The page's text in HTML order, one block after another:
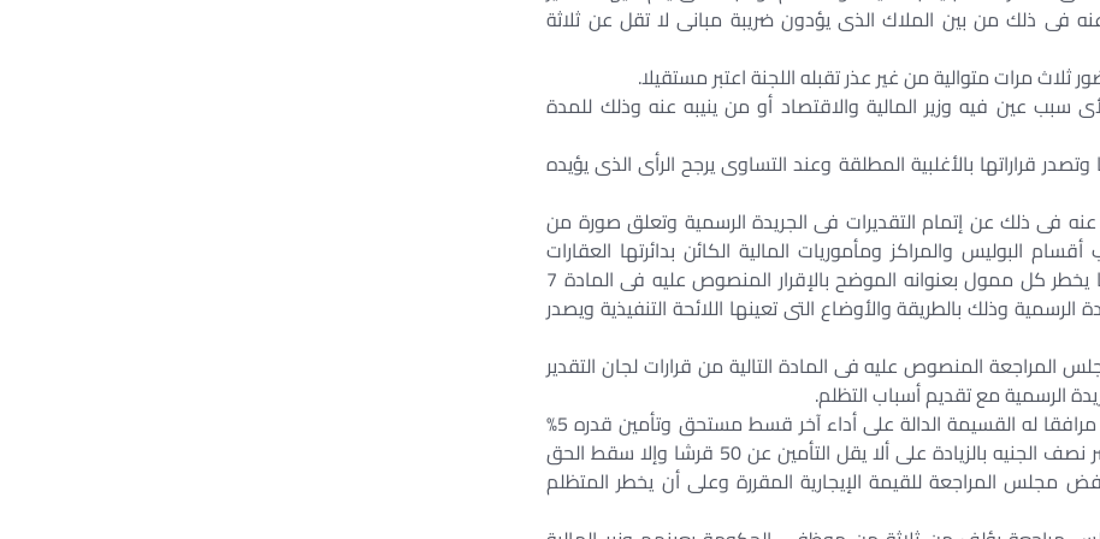
عنه فى ذلك من بين الملاك الذى يؤدون ضريبة مبانى لا تقل عن ثلاثة
مرات متوالية من غير عذر تقبله اللجنة اعتبر مستقيلا.
سبب عين فيه وزير المالية والاقتصاد أو من ينيبه عنه وذلك للمدة
قراراتها بالأغلبية المطلقة وعند التساوى يرجح الرأى الذى يؤيده
عنه فى ذلك عن إتمام التقديرات فى الجريدة الرسمية وتعلق صورة من
البوليس والمراكز ومأموريات المالية الكائن بدائرتها العقارات
وتكون الضريبة واجبة الأداء بمجرد حصول النشر كما يخطر كل ممول بعنوانه الموضح بالإقرار المنصوص عليه فى المادة 7
الرسمية وذلك بالطريقة والأوضاع التى تعينها اللائحة التنفيذية ويصدر
المراجعة المنصوص عليه فى المادة التالية من قرارات لجان التقدير
الرسمية مع تقديم أسباب التظلم.
فإذا كان التظلم مقدما من الممول وجب أن يكون مرافقا له القسيمة الدالة على أداء آخر قسط مستحق وتأمين قدره 5%
من الضريبة المقدم فى شأنها المعارضة مع جبر كسر نصف الجنيه بالزيادة على ألا يقل التأمين عن 50 قرشا وإلا سقط الحق
مجلس المراجعة للقيمة الإيجارية المقررة وعلى أن يخطر المتظلم